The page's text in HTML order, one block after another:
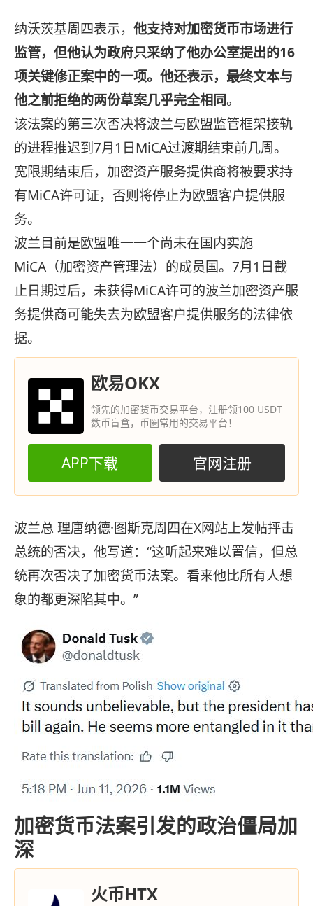
纳沃茨基周四表示， 他支持对加密货币市场进行
监管，但他认为政府只采纳了他办公室提出的16
项关键修正案中的一项。他还表示，最终文本与
他之前拒绝的两份草案几乎完全相同。
该法案的第三次否决将波兰与欧盟监管框架接轨
的进程推迟到7月1日MiCA过渡期结束前几周。
宽限期结束后，加密资产服务提供商将被要求持
有MiCA许可证，否则将停止为欧盟客户提供服
务。
波兰目前是欧盟唯一一个尚未在国内实施
MiCA（加密资产管理法）的成员国。7月1日截
止日期过后，未获得MiCA许可的波兰加密资产服
务提供商可能失去为欧盟客户提供服务的法律依
据。
欧易OKX
领先的加密货币交易平台，注册领100 USDT
数币盲盒，币圈常用的交易平台！
APP下载 官网注册
波兰总 理唐纳德·图斯克周四在X网站上发帖抨击
总统的否决，他写道：“这听起来难以置信，但总
统再次否决了加密货币法案。看来他比所有人想
象的都更深陷其中。”
加密货币法案引发的政治僵局加
深
火币HTX